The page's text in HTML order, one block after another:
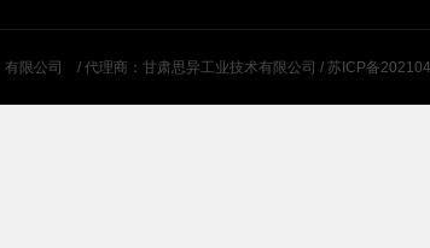
限公司 / 代理商：甘肃思异工业技术有限公司 / 苏ICP备